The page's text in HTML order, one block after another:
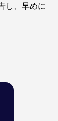
し、早めに